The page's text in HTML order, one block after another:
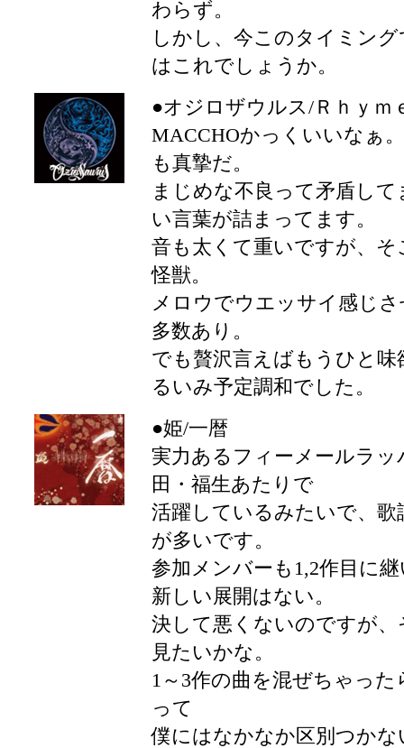
わらず。
しかし、今このタイミン
はこれでしょうか。
●オジロザウルス/Ｒｈｙｍ
MACCHOかっくいいなぁ
も真摯だ。
まじめな不良って矛盾し
い言葉が詰まってます。
音も太くて重いですが、
怪獣。
メロウでウエッサイ感じ
多数あり。
でも贅沢言えばもうひと
るいみ予定調和でした。
●姫/一暦
実力あるフィーメールラッ
田・福生あたりで
活躍しているみたいで、
が多いです。
参加メンバーも1,2作目に
新しい展開はない。
決して悪くないのですが
見たいかな。
1～3作の曲を混ぜちゃっ
って
僕にはなかなか区別つか